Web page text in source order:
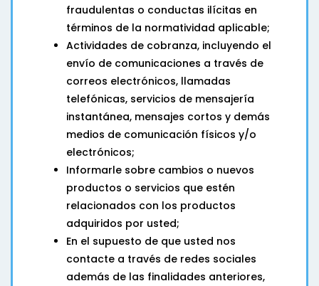
fraudulentas o conductas ilícitas en
términos de la normatividad aplicable;
Actividades de cobranza, incluyendo el
envío de comunicaciones a través de
correos electrónicos, llamadas
telefónicas, servicios de mensajería
instantánea, mensajes cortos y demás
medios de comunicación físicos y/o
electrónicos;
Informarle sobre cambios o nuevos
productos o servicios que estén
relacionados con los productos
adquiridos por usted;
En el supuesto de que usted nos
contacte a través de redes sociales
además de las finalidades anteriores,